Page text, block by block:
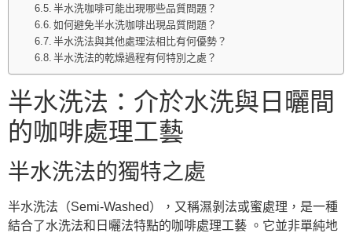
半水洗咖啡可能出現哪些品質問題？
如何避免半水洗咖啡出現品質問題？
半水洗法與其他處理法相比有何優勢？
半水洗法的乾燥過程有何特別之處？
半水洗法：介於水洗與日曬間
的咖啡處理工藝
半水洗法的獨特之處
半水洗法（Semi-Washed），又稱濕剝法或蜜處理，是一種
結合了水洗法和日曬法特點的咖啡處理工藝 。它並非單純地